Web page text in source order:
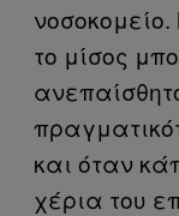
το μίσος
και όταν
χέρια του